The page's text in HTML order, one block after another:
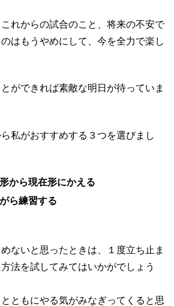
れからの試合のこと、将来の不安で
はもうやめにして、今を全力で楽し
ができれば素敵な明日が待っていま
私がおすすめする３つを選びまし
から現在形にかえる
ら練習する
ないと思ったときは、１度立ち止ま
法を試してみてはいかがでしょう
ともにやる気がみなぎってくると思